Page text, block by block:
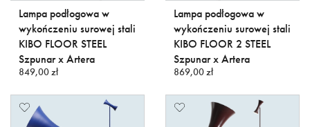
Lampa podłogowa w
wykończeniu surowej stali
KIBO FLOOR STEEL
Szpunar x Artera
849,00 zł
Lampa podłogowa w
wykończeniu surowej stali
KIBO FLOOR 2 STEEL
Szpunar x Artera
869,00 zł